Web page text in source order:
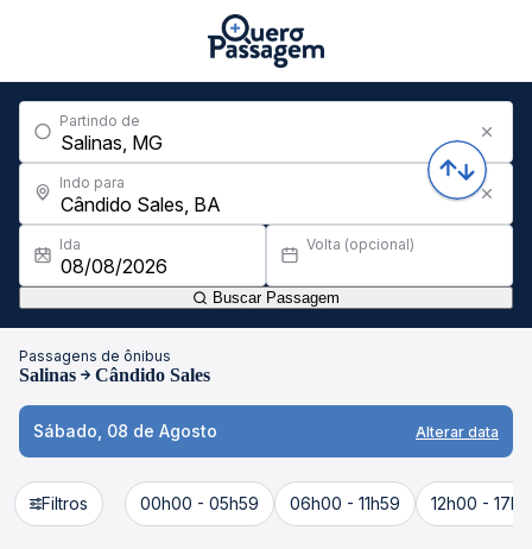
Partindo de
Indo para
Ida Volta (opcional)
Buscar Passagem
Passagens de ônibus
Salinas Cândido Sales
Sábado, 08 de Agosto Alterar data
Filtros 00h00 - 05h59 06h00 - 11h59 12h00 -